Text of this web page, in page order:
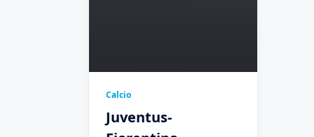
Calcio
Juventus-